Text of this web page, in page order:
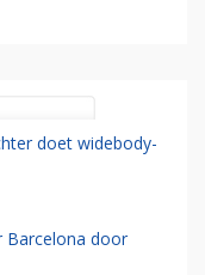
doet widebody-
Barcelona door